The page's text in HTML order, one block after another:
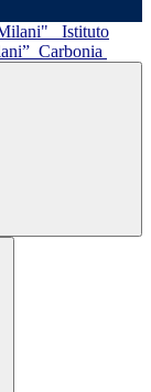
Istituto
Carbonia